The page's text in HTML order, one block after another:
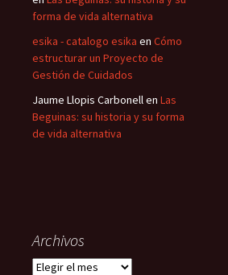
forma de vida alternativa
esika - catalogo esika en Cómo
estructurar un Proyecto de
Gestión de Cuidados
Jaume Llopis Carbonellen Las
Beguinas: su historia y su forma
de vida alternativa
Archivos
Archivos